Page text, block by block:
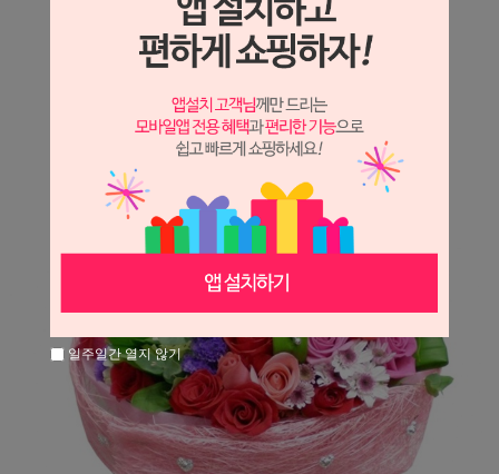
상세정보 새창 열기
상세 정보를 확대해 보실 수 있습니다.
※ 필독해주세요 ※
장미는 시세 변동에 따라 가격이 달라질 수 있으니
문의 후 주문 바랍니다.
일주일간 열지 않기